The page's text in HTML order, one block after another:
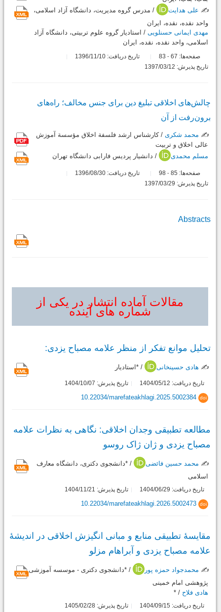
✍️ علی هدایت
/ مدرس گروه مدیریت، دانشگاه آزاد اسلامی،
واحد نقده، نقده، ایران
مهدی ایمانی حسنلویی / استادیار گروه علوم تربیتی، دانشگاه آزاد
اسلامی، واحد نقده، نقده، ایران
صفحه‌ها: 67
-
تاریخ دریافت: 1396/11/10
تاریخ پذیرش: 1397/03/12
چالش‌های اخلاقی تبلیغ دین برای جنس مخالف؛ راه‌های
برون‌رفت از آن
✍️ محمد شکری / کارشناس ارشد فلسفة اخلاق مؤسسة آموزش
عالی اخلاق و تربیت
مسلم محمدی
/ دانشیار پردیس فارابی دانشگاه تهران
صفحه‌ها: 85
-
تاریخ دریافت: 1396/08/30
تاریخ پذیرش: 1397/03/29
Abstracts
مقالات آماده انتشار در یکی از
شماره های آینده
تحلیل موانع تفکر از منظر علامه مصباح یزدی:
✍️ هادی حسینخانی / *استادیار
تاریخ دریافت: 1404/05/12 تاریخ پذیرش: 1404/10/07
doi
10.22034/marefateakhlagi.2025.5002384
مطالعه تطبیقی وجدان اخلاقی: نگاهی به نظرات علامه
مصباح یزدی و ژان ژاک روسو
✍️ محمد حسین فائضی
/ *دانشجوی دکتری، دانشگاه معارف
اسلامی
تاریخ دریافت: 1404/06/29 تاریخ پذیرش: 1404/11/21
doi
10.22034/marefateakhlagi.2026.5002473
مقایسهٔ تطبیقی منابع و مبانی انگیزش اخلاقی در اندیشهٔ
علامه مصباح یزدی و آبراهام مزلو
✍️ محمدجواد حمزه پور
/ *دانشجوی دکتری - موسسه آموزشی
پژوهشی امام خمینی
هادی فلاح / *
تاریخ دریافت: 1404/09/15 تاریخ پذیرش: 1405/02/28